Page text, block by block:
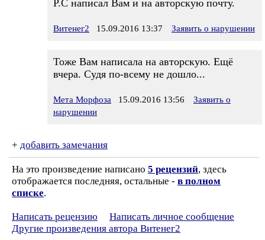
Р.С написал Вам и на авторскую почту.
Витенег2 15.09.2016 13:37 Заявить о нарушении
Тоже Вам написала на авторскую. Ещё
вчера. Судя по-всему не дошло...
Мета Морфоза 15.09.2016 13:56
Заявить о
нарушении
+ добавить замечания
На это произведение написано 5 рецензий, здесь
отображается последняя, остальные - в полном
списке.
Написать рецензию
Написать личное сообщение
Другие произведения автора Витенег2